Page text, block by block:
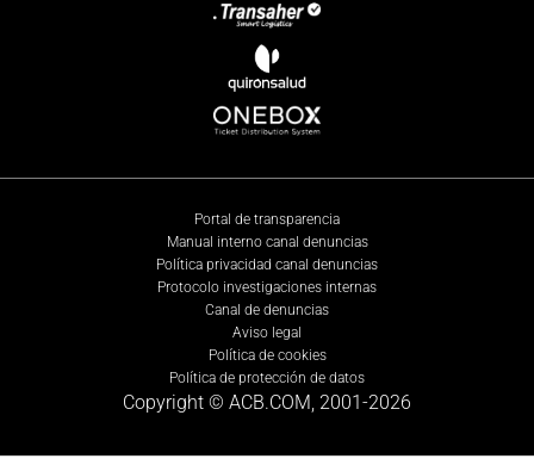
Portal de transparencia
Manual interno canal denuncias
Política privacidad canal denuncias
Protocolo investigaciones internas
Canal de denuncias
Aviso legal
Política de cookies
Política de protección de datos
Copyright © ACB.COM, 2001-2026